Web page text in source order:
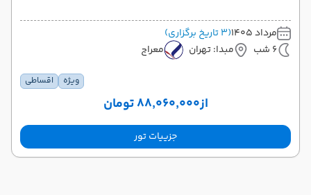
مرداد 1405
(3 تاریخ برگزاری)
6 شب
مبدا: تهران معراج
ویژه اقساطی
از۸۸٬۰۶۰٬۰۰۰ تومان
جزییات تور